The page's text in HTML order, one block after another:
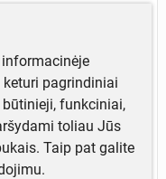
eglutės
Laušo
gaminti
atspindys:
metu
kosmoso
Senoviniais
1966 m.
pagrindiniai
funkciniai,
toliau Jūs
Taip pat galite